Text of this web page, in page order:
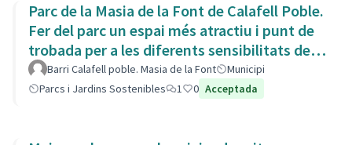
Parc de la Masia de la Font de Calafell Poble.
Fer del parc un espai més atractiu i punt de
trobada per a les diferents sensibilitats del
barri.Barri Calafell poble. Masia de la Font
Municipi
Parcs i Jardins Sostenibles
1 0 Acceptada